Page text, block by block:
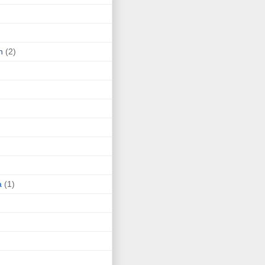
(2)
(1)